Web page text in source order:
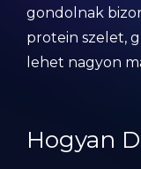
gondolnak
protein szelet,
lehet nagyon
Hogyan